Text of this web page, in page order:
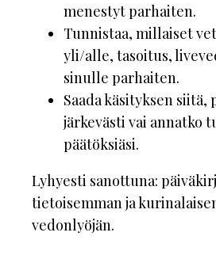
menestyt parhaiten.
Tunnistaa, millaiset
yli/alle, tasoitus,
sinulle parhaiten.
Saada käsityksen siitä,
järkevästi vai annatko
päätöksiäsi.
Lyhyesti sanottuna:
tietoisemman ja
vedonlyöjän.